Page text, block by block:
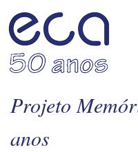
Projeto
anos